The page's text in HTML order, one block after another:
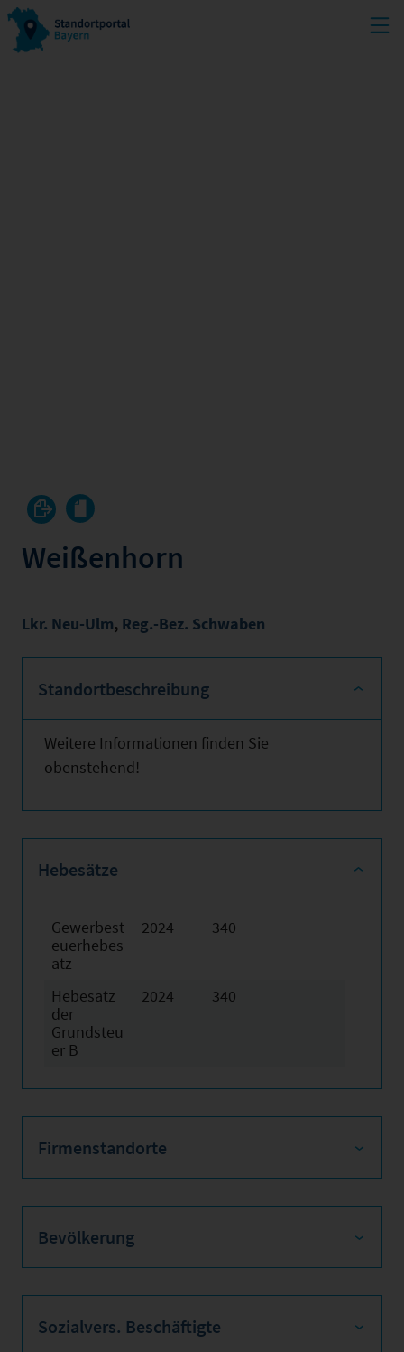
Weißenhorn
Lkr. Neu-Ulm, Reg.-Bez. Schwaben
Standortbeschreibung
Weitere Informationen finden Sie
obenstehend!
Hebesätze
Gewerbest
euerhebes
atz
2024 340
Hebesatz
der
Grundsteu
er B
2024 340
Firmenstandorte
Bevölkerung
Sozialvers. Beschäftigte